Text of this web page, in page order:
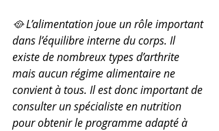
🥘 L’alimentation joue un rôle important
dans l’équilibre interne du corps. Il
existe de nombreux types d’arthrite
mais aucun régime alimentaire ne
convient à tous. Il est donc important de
consulter un spécialiste en nutrition
pour obtenir le programme adapté à